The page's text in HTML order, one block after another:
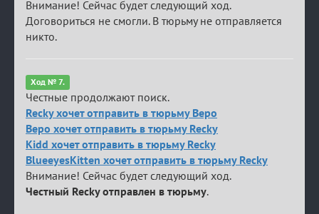
Внимание! Сейчас будет следующий ход.
Договориться не смогли. В тюрьму не отправляется
никто.
Ход № 7.
Честные продолжают поиск.
Recky хочет отправить в тюрьму Веро
Веро хочет отправить в тюрьму Recky
Kidd хочет отправить в тюрьму Recky
BlueeyesKitten хочет отправить в тюрьму Recky
Внимание! Сейчас будет следующий ход.
Честный Recky отправлен в тюрьму.